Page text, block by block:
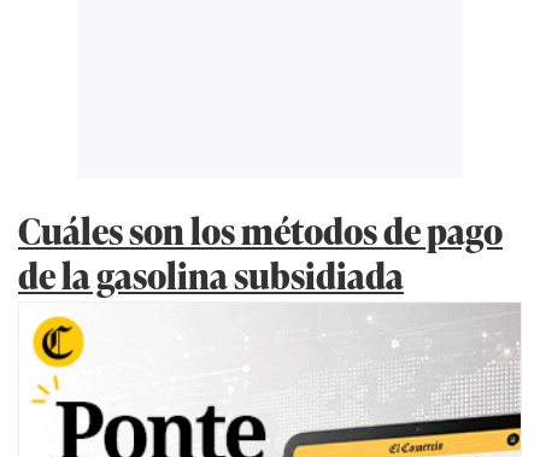
Cuáles son los métodos de pago
de la gasolina subsidiada